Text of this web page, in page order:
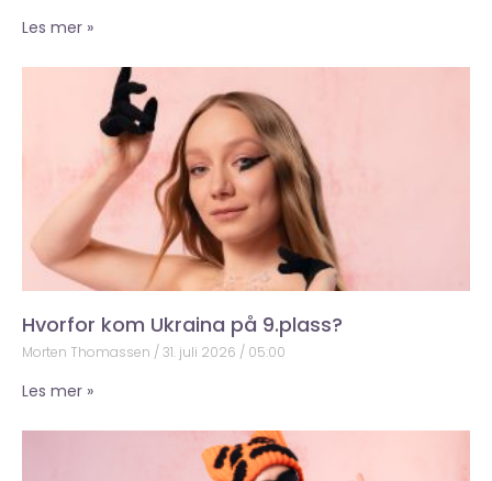
Les mer »
Hvorfor kom Ukraina på 9.plass?
Morten Thomassen 31. juli 2026 05:00
Les mer »